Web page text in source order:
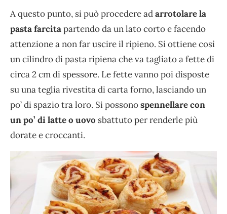
A questo punto, si può procedere adarrotolare la
pasta farcitapartendo da un lato corto e facendo
attenzione a non far uscire il ripieno. Si ottiene così
un cilindro di pasta ripiena che va tagliato a fette di
circa 2 cm di spessore. Le fette vanno poi disposte
su una teglia rivestita di carta forno, lasciando un
po’ di spazio tra loro. Si possonospennellare con
un po’ di latte o uovo sbattuto per renderle più
dorate e croccanti.